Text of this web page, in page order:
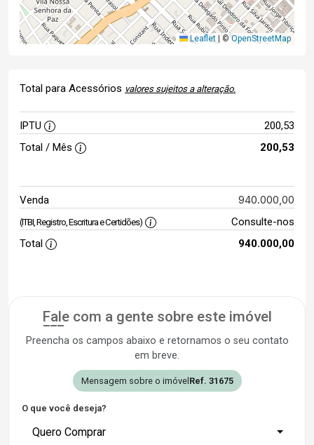
Leaflet ©OpenStreetMap
Total para Acessórios valores sujeitos a alteração.
IPTU
200,53
Total / Mês
200,53
Venda 940.000,00
(ITBI, Registro, Escritura e Certidões)
Consulte-nos
Total
940.000,00
Fale com a gente sobre este imóvel
Preencha os campos abaixo e retornamos o seu contato
em breve.
Mensagem sobre o imóvel Ref. 31675
O que você deseja?
Quero Comprar